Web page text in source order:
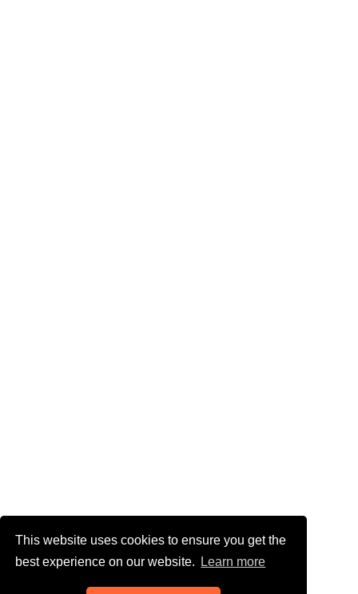
This website uses cookies to ensure you get the
best experience on our website.
Learn more